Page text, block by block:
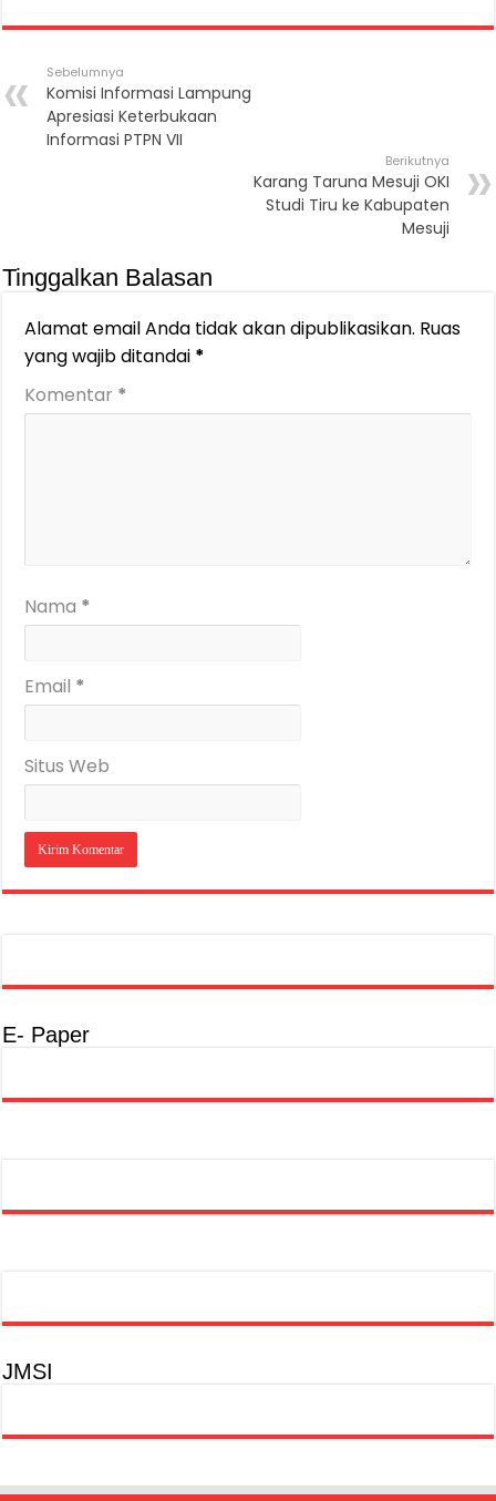
Sebelumnya
Komisi Informasi Lampung
Apresiasi Keterbukaan
Informasi PTPN VII
Berikutnya
Karang Taruna Mesuji OKI
Studi Tiru ke Kabupaten
Mesuji
Tinggalkan Balasan
Alamat email Anda tidak akan dipublikasikan. Ruas
yang wajib ditandai *
Komentar *
Nama *
Email *
Situs Web
E- Paper
JMSI